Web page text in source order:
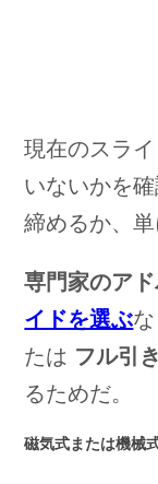
現在のスラ
いないかを
締めるか、単
専門家のア
イドを選ぶ
たは フル引
るためだ。
磁気式または機械